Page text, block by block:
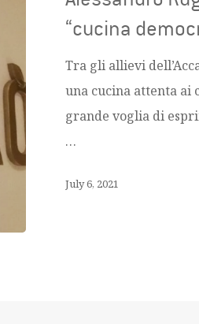
“cucina
Tra gli allievi
una cucina attenta ai
grande voglia di
…
July 6, 2021